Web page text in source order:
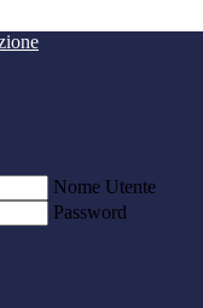
Nome Utente
Password